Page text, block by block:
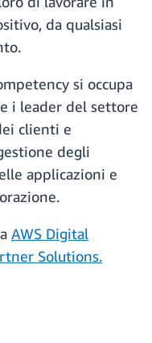
da qualsiasi
si occupa
i leader del settore
clienti e
degli
applicazioni e
AWS Digital
Solutions.